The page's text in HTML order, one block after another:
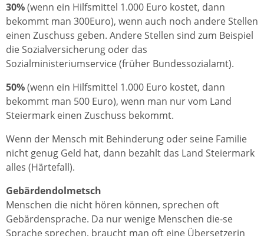
30%(wenn ein Hilfsmittel 1.000 Euro kostet, dann
bekommt man 300Euro), wenn auch noch andere Stellen
einen Zuschuss geben. Andere Stellen sind zum Beispiel
die Sozialversicherung oder das
Sozialministeriumservice (früher Bundessozialamt).
50%(wenn ein Hilfsmittel 1.000 Euro kostet, dann
bekommt man 500 Euro), wenn man nur vom Land
Steiermark einen Zuschuss bekommt.
Wenn der Mensch mit Behinderung oder seine Familie
nicht genug Geld hat, dann bezahlt das Land Steiermark
alles (Härtefall).
Gebärdendolmetsch
Menschen die nicht hören können, sprechen oft
Gebärdensprache. Da nur wenige Menschen die-se
Sprache sprechen, braucht man oft eine Übersetzerin